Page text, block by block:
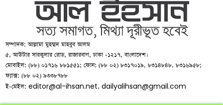
সম্পাদক: আল্লামা মুহম্মদ মাহবুব আলম
৫, আউটার সারকুলার রোড, রাজারবাগ, ঢাকা -১২১৭, বাংলাদেশ।
মোবাইল: (৮৮) ০১৭১৬ ৮৮১৫৫১; ফোন: (৮৮ ০২) ৮৩১৭০১৯, ৮৩১৪৮৪৮, ৮৩১৬৯৫৮;
ফ্যাক্স: (৮৮ ০২) ৯৩৩৮৭৮৮
ই-মেইল:editor@al-ihsan.net,dailyalihsan@gmail.com